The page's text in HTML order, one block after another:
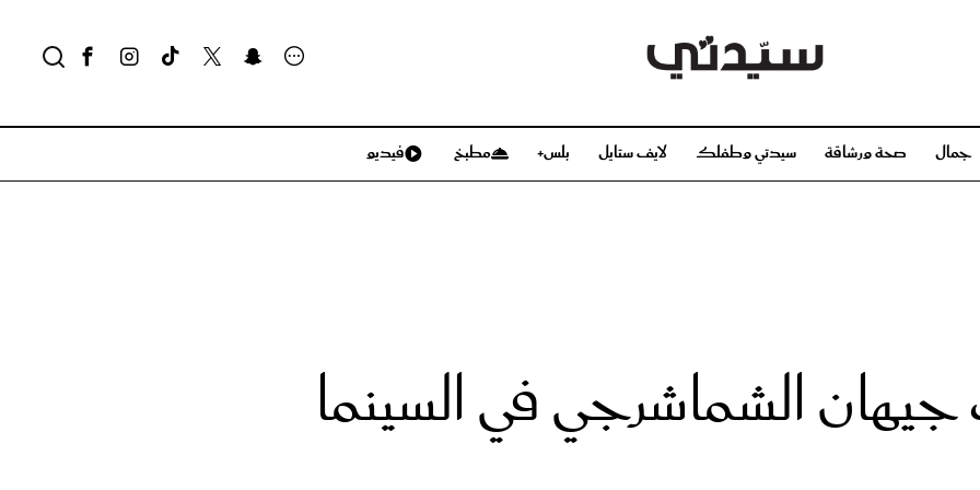
جمال صحة ورشاقة سيدتي وطفلك لايف ستايل بلس+ مطبخ فيديو
الشماشرجي في السينما
مجلة سيدتي
مناسبات X سيدتي